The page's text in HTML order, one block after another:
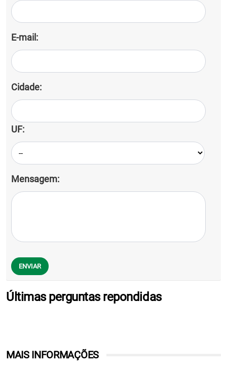
E-mail:
Cidade:
UF:
Mensagem:
Últimas perguntas repondidas
MAIS INFORMAÇÕES